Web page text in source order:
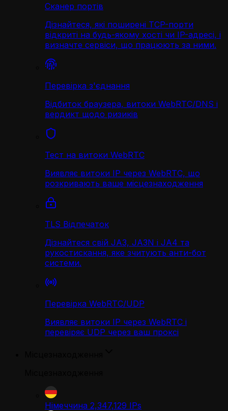
Сканер портів
Дізнайтеся, які поширені TCP-порти
відкриті на будь-якому хості чи IP-адресі, і
визначте сервіси, що працюють за ними.
Перевірка з'єднання
Відбиток браузера, витоки WebRTC/DNS і
вердикт щодо ризиків
Тест на витоки WebRTC
Виявляє витоки IP через WebRTC, що
розкривають ваше місцезнаходження
TLS Відпечаток
Дізнайтеся свій JA3, JA3N і JA4 та
рукостискання, яке зчитують анти-бот
системи.
Перевірка WebRTC/UDP
Виявляє витоки IP через WebRTC і
перевіряє UDP через ваш проксі
Німеччина 2,347,129 IPs